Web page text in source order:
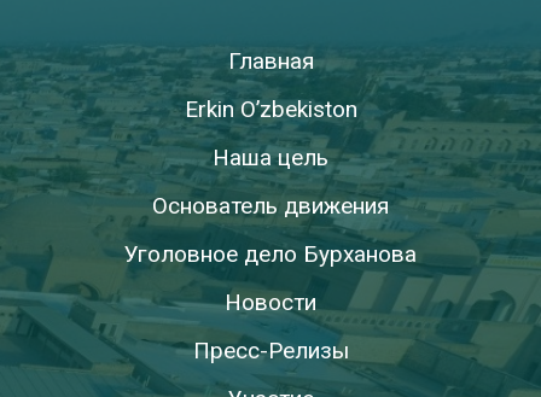
Главная
Erkin O’zbekiston
Наша цель
Основатель движения
Уголовное дело Бурханова
Новости
Пресс-Релизы